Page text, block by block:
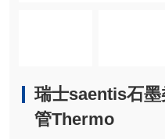
瑞士saentis石
管Thermo